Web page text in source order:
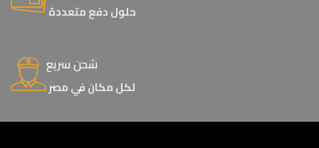
حلول دفع متعددة
شحن سريع
لكل مكان في مصر